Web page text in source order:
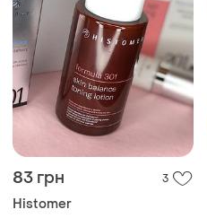
83 грн 3
Histomer